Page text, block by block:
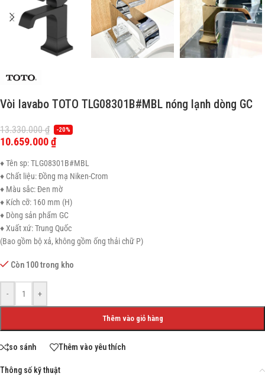
Vòi lavabo TOTO TLG08301B#MBL nóng lạnh dòng GC
13.330.000₫ -20%
10.659.000₫
♦ Tên sp: TLG08301B#MBL
♦ Chất liệu: Đồng mạ Niken-Crom
♦ Màu sắc: Đen mờ
♦ Kích cỡ: 160 mm (H)
♦ Dòng sản phẩm GC
♦ Xuất xứ: Trung Quốc
(Bao gồm bộ xả, không gồm ống thải chữ P)
Còn 100 trong kho
- +
Thêm vào giỏ hàng
so sánh Thêm vào yêu thích
Thông số kỹ thuật